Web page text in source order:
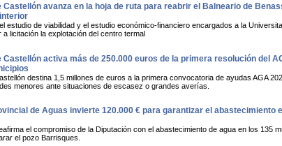
Castellón avanza en la hoja de ruta para reabrir el Balneario de
estudio de viabilidad y el estudio económico-financiero encargados a la
licitación la explotación del centro termal
Castellón activa más de 250.000 euros de la primera resolución del
destina 1,5 millones de euros a la primera convocatoria de ayudas AGA
menores ante situaciones de escasez o grandes averías.
de Aguas invierte 120.000 € para garantizar el abastecimiento
el compromiso de la Diputación con el abastecimiento de agua en los 135
el pozo Barrisques.